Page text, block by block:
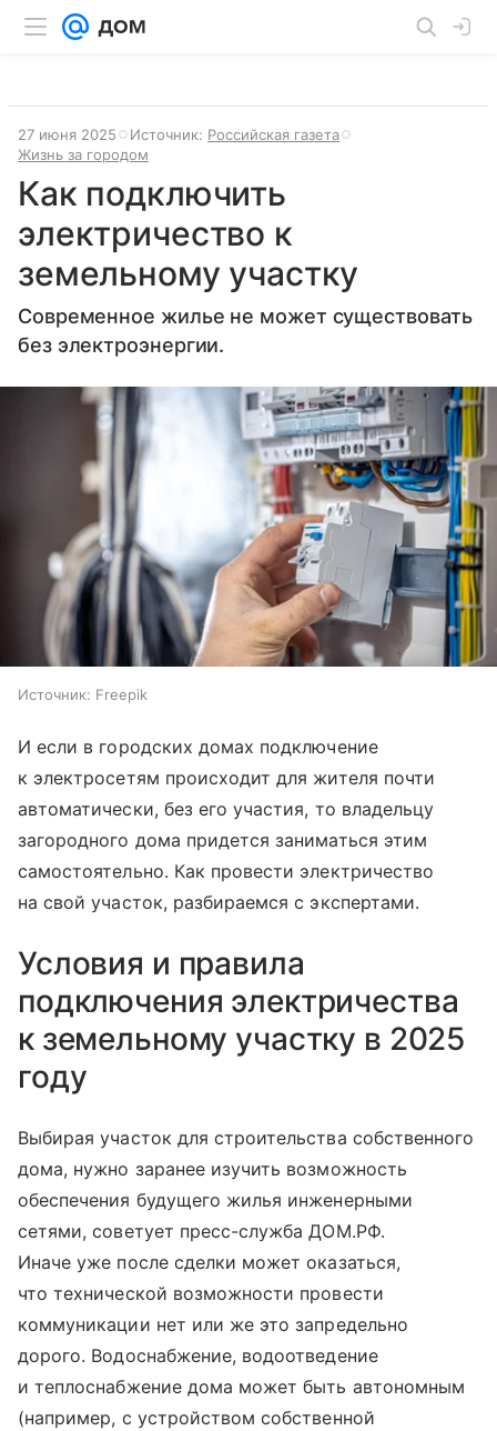
27 июня 2025 Источник: Российская газета
Жизнь за городом
Как подключить
электричество к
земельному участку
Современное жилье не может существовать
без электроэнергии.
Источник: Freepik
И если в городских домах подключение
к электросетям происходит для жителя почти
автоматически, без его участия, то владельцу
загородного дома придется заниматься этим
самостоятельно. Как провести электричество
на свой участок, разбираемся с экспертами.
Условия и правила
подключения электричества
к земельному участку в 2025
году
Выбирая участок для строительства собственного
дома, нужно заранее изучить возможность
обеспечения будущего жилья инженерными
сетями, советует пресс-служба ДОМ.РФ.
Иначе уже после сделки может оказаться,
что технической возможности провести
коммуникации нет или же это запредельно
дорого. Водоснабжение, водоотведение
и теплоснабжение дома может быть автономным
(например, с устройством собственной